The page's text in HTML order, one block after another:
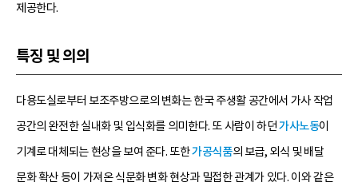
제공한다.
특징 및 의의
다용도실로부터 보조주방으로의 변화는 한국 주생활 공간에서 가사 작업
공간의 완전한 실내화 및 입식화를 의미한다. 또 사람이 하던가사노동이
기계로 대체되는 현상을 보여 준다. 또한가공식품의 보급, 외식 및 배달
문화 확산 등이 가져온 식문화 변화 현상과 밀접한 관계가 있다. 이와 같은